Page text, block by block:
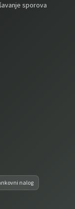
sporova
nalog